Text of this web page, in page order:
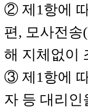
② 제1항에
편, 모사전송
해 지체없이
③ 제1항에
자 등 대리인